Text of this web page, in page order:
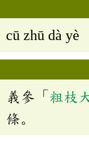
cū zhū dà yè
義參「 粗枝
條。